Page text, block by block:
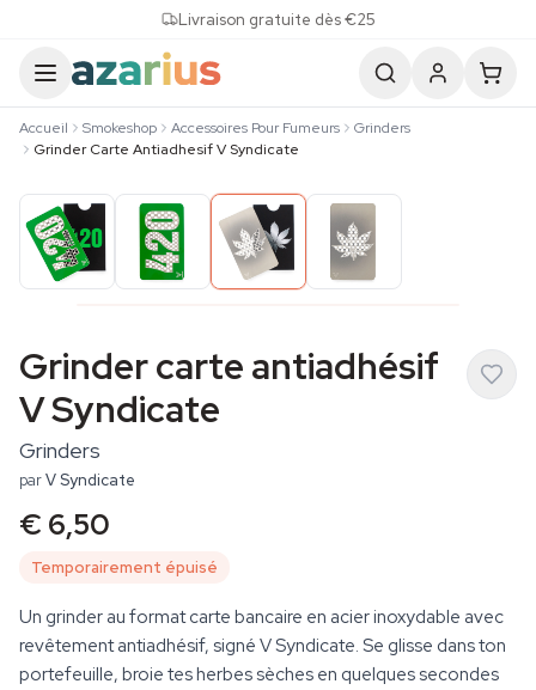
Livraison gratuite dès €25
Accueil Smokeshop Accessoires Pour Fumeurs
Grinders
Grinder Carte Antiadhesif V Syndicate
Grinder carte antiadhésif
V Syndicate
Grinders
parV Syndicate
€ 6,50
Temporairement épuisé
Un grinder au format carte bancaire en acier inoxydable avec
revêtement antiadhésif, signé V Syndicate. Se glisse dans ton
portefeuille, broie tes herbes sèches en quelques secondes